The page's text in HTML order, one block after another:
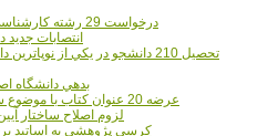
درخواست 29 رشته کارشناسي ارشد بررسي مي شود
انتصابات جديد
تحصيل 210 دانشجو در يکي از
بدهي دانشگاه
عرضه 20 عنوان کتاب با موضوع سبک زندگي به دانشگاه‌ها
لزوم اصلاح ساختار
18 کرسي پژوهشي به اساتيد